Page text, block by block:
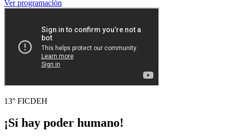
Ver programación
13° FICDEH
¡Sí hay poder humano!